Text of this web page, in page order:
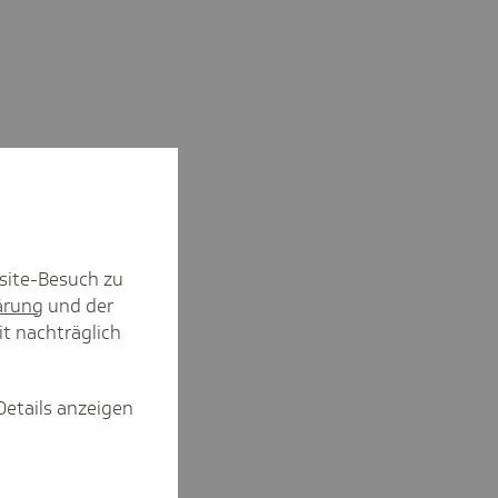
Besuch zu
und der
nachträglich
anzeigen